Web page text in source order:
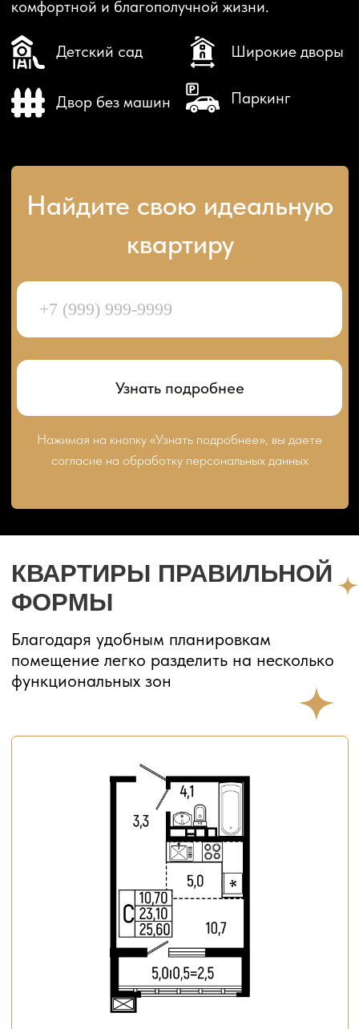
согласие на обработку персональных данных
Студия
Цена по запросу
25,60 м²
КВАРТИРЫ ПРАВИЛЬНОЙ
ФОРМЫ
функциональных зон
Цена по запросу